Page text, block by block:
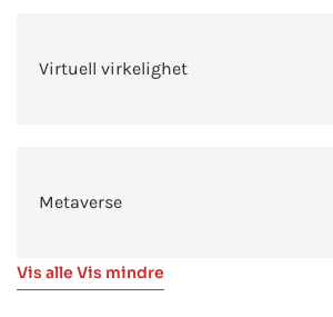
Virtuell virkelighet
Metaverse
Vis alle Vis mindre